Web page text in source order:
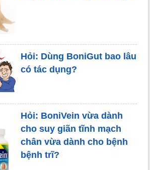
Hỏi: Dùng BoniGut bao lâu
có tác dụng?
Hỏi: BoniVein vừa dành
cho suy giãn tĩnh mạch
chân vừa dành cho bệnh
bệnh trĩ?